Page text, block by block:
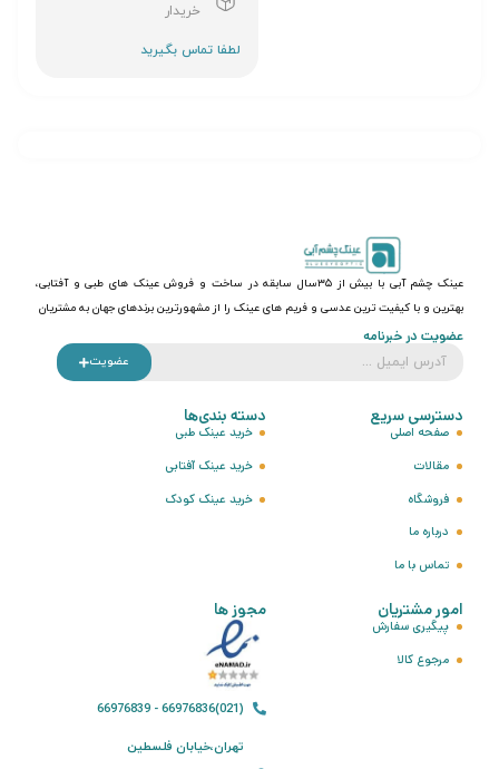
خریدار
عینک چشم آبی با بیش از ۳۵سال سابقه در ساخت و فروش عینک های طبی و آفتابی،
بهترین و با کیفیت ترین عدسی و فریم های عینک را از مشهورترین برندهای جهان به مشتریان
عضویت در خبرنامه
عضویت
دسترسی سریع
صفحه اصلی
مقالات
فروشگاه
درباره ما
تماس با ما
دسته بندی‌ها
خرید عینک طبی
خرید عینک آفتابی
خرید عینک کودک
امور مشتریان
پیگیری سفارش
مرجوع کالا
مجوز ها
(021)66976836 - 66976839
تهران،خیابان فلسطین